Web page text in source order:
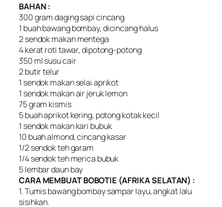
BAHAN :
300 gram daging sapi cincang
1 buah bawang bombay, dicincang halus
2 sendok makan mentega
4 kerat roti tawar, dipotong-potong
350 ml susu cair
2 butir telur
1 sendok makan selai aprikot
1 sendok makan air jeruk lemon
75 gram kismis
5 buah aprikot kering, potong kotak kecil
1 sendok makan kari bubuk
10 buah almond, cincang kasar
1/2 sendok teh garam
1/4 sendok teh merica bubuk
5 lembar daun bay
CARA MEMBUAT BOBOTIE (AFRIKA SELATAN) :
1. Tumis bawang bombay sampar layu, angkat lalu
sisihkan.